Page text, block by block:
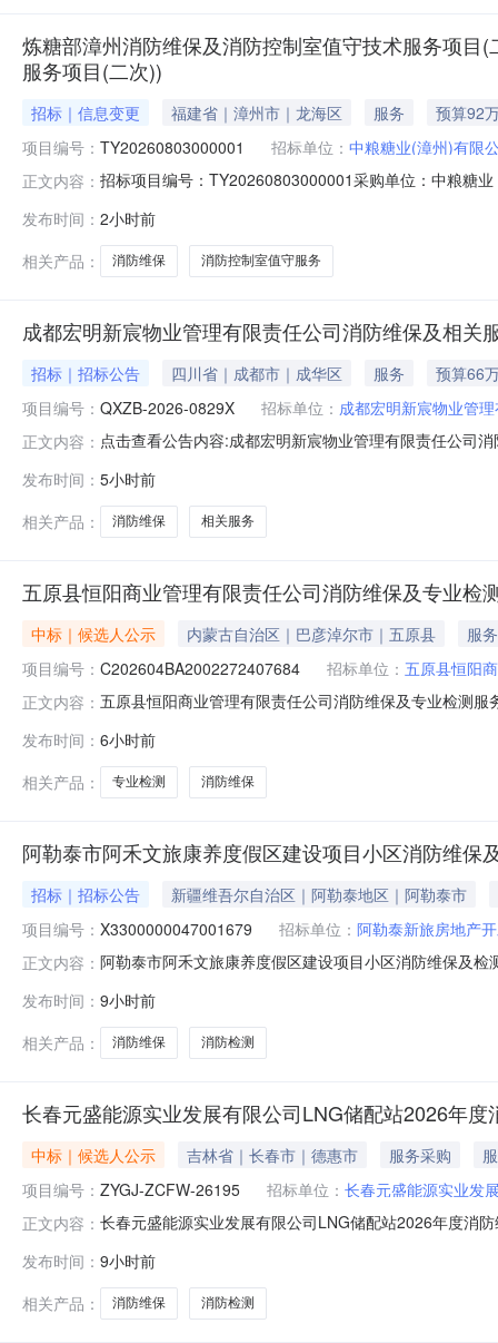
炼糖部漳州消防维保及消防控制室值守技术服务项
服务项目(二次))
招标｜信息变更 福建省｜漳州市｜龙海区 服务
预算92
项目编号： TY20260803000001 招标单位： 中粮糖业(漳州)有限
正文内容： 招标项目编号：TY20260803000001采购单位：中粮糖
0409:00:00报名截止时间：2026-08-1110:00:00截标/开
发布时间： 2小时前
相关产品：
消防维保 消防控制室值守服务
成都宏明新宸物业管理有限责任公司消防维保及相关
招标｜招标公告 四川省｜成都市｜成华区 服务
预算66
项目编号： QXZB-2026-0829X 招标单位： 成都宏明新宸物业管
正文内容： 点击查看公告内容:成都宏明新宸物业管理有限责任公司
发布时间： 5小时前
相关产品：
消防维保 相关服务
五原县恒阳商业管理有限责任公司消防维保及专业检
中标｜候选人公示 内蒙古自治区｜巴彦淖尔市｜五原县
服务
项目编号： C202604BA2002272407684 招标单位： 五原县恒阳
正文内容： 五原县恒阳商业管理有限责任公司消防维保及专业检测
任公司消防维保及专业检测项目招标项目编号：
室二、公示期：
发布时间： 6小时前
相关产品：
专业检测 消防维保
阿勒泰市阿禾文旅康养度假区建设项目小区消防维保
招标｜招标公告
新疆维吾尔自治区｜阿勒泰地区｜阿勒泰市
项目编号： X3300000047001679 招标单位： 阿勒泰新旅房地产
正文内容： 阿勒泰市阿禾文旅康养度假区建设项目小区消防维保及
况：项目名称采购内容服务年限项目预算阿勒泰市阿禾
法注册的独立法人或组织，提供
发布时间： 9小时前
相关产品：
消防维保 消防检测
长春元盛能源实业发展有限公司LNG储配站2026年
中标｜候选人公示 吉林省｜长春市｜德惠市 服务采购
项目编号： ZYGJ-ZCFW-26195 招标单位： 长春元盛能源实业发
正文内容： 长春元盛能源实业发展有限公司LNG储配站2026年度消
度消防维保及检测采购项目2.项目编号：ZYGJ-ZCFW-
发布时间： 9小时前
相关产品：
消防维保 消防检测